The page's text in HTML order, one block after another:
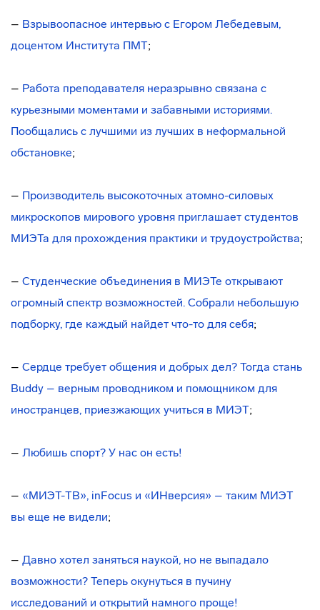
– Взрывоопасное интервью с Егором Лебедевым,
доцентом Института ПМТ;
– Работа преподавателя неразрывно связана с
курьезными моментами и забавными историями.
Пообщались с лучшими из лучших в неформальной
обстановке;
– Производитель высокоточных атомно-силовых
микроскопов мирового уровня приглашает студентов
МИЭТа для прохождения практики и трудоустройства;
– Студенческие объединения в МИЭТе открывают
огромный спектр возможностей. Собрали небольшую
подборку, где каждый найдет что-то для себя;
– Сердце требует общения и добрых дел? Тогда стань
Buddy – верным проводником и помощником для
иностранцев, приезжающих учиться в МИЭТ;
– Любишь спорт? У нас он есть!
– «МИЭТ-ТВ», inFocus и «ИНверсия» – таким МИЭТ
вы еще не видели;
– Давно хотел заняться наукой, но не выпадало
возможности? Теперь окунуться в пучину
исследований и открытий намного проще!